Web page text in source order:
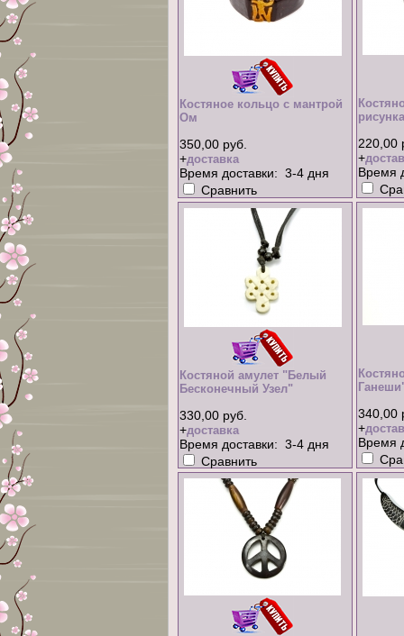
Костяное кольцо с мантрой
Ом
350,00 руб.
+доставка
Время доставки: 3-4 дня
Сравнить
220,00
+
Время
Костяной амулет "Белый
Бесконечный Узел"
330,00 руб.
+доставка
Время доставки: 3-4 дня
Сравнить
340,00
+
Время